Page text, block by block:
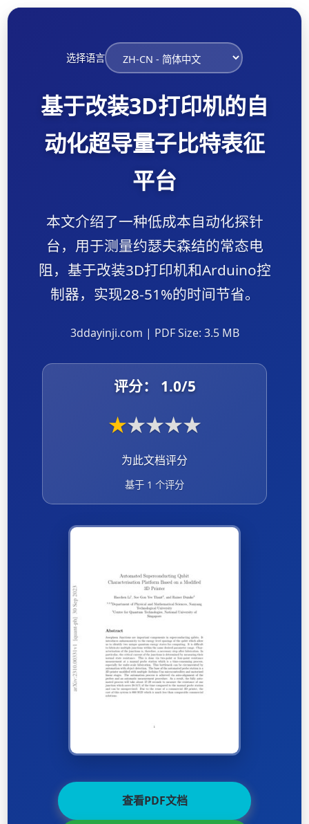
选择语言
基于改装3D打印机的自
动化超导量子比特表征
平台
本文介绍了一种低成本自动化探针
台，用于测量约瑟夫森结的常态电
阻，基于改装3D打印机和Arduino控
制器，实现28-51%的时间节省。
3ddayinji.com | PDF Size: 3.5 MB
评分： 1.0/5
★★★★★
为此文档评分
基于 1 个评分
查看PDF文档